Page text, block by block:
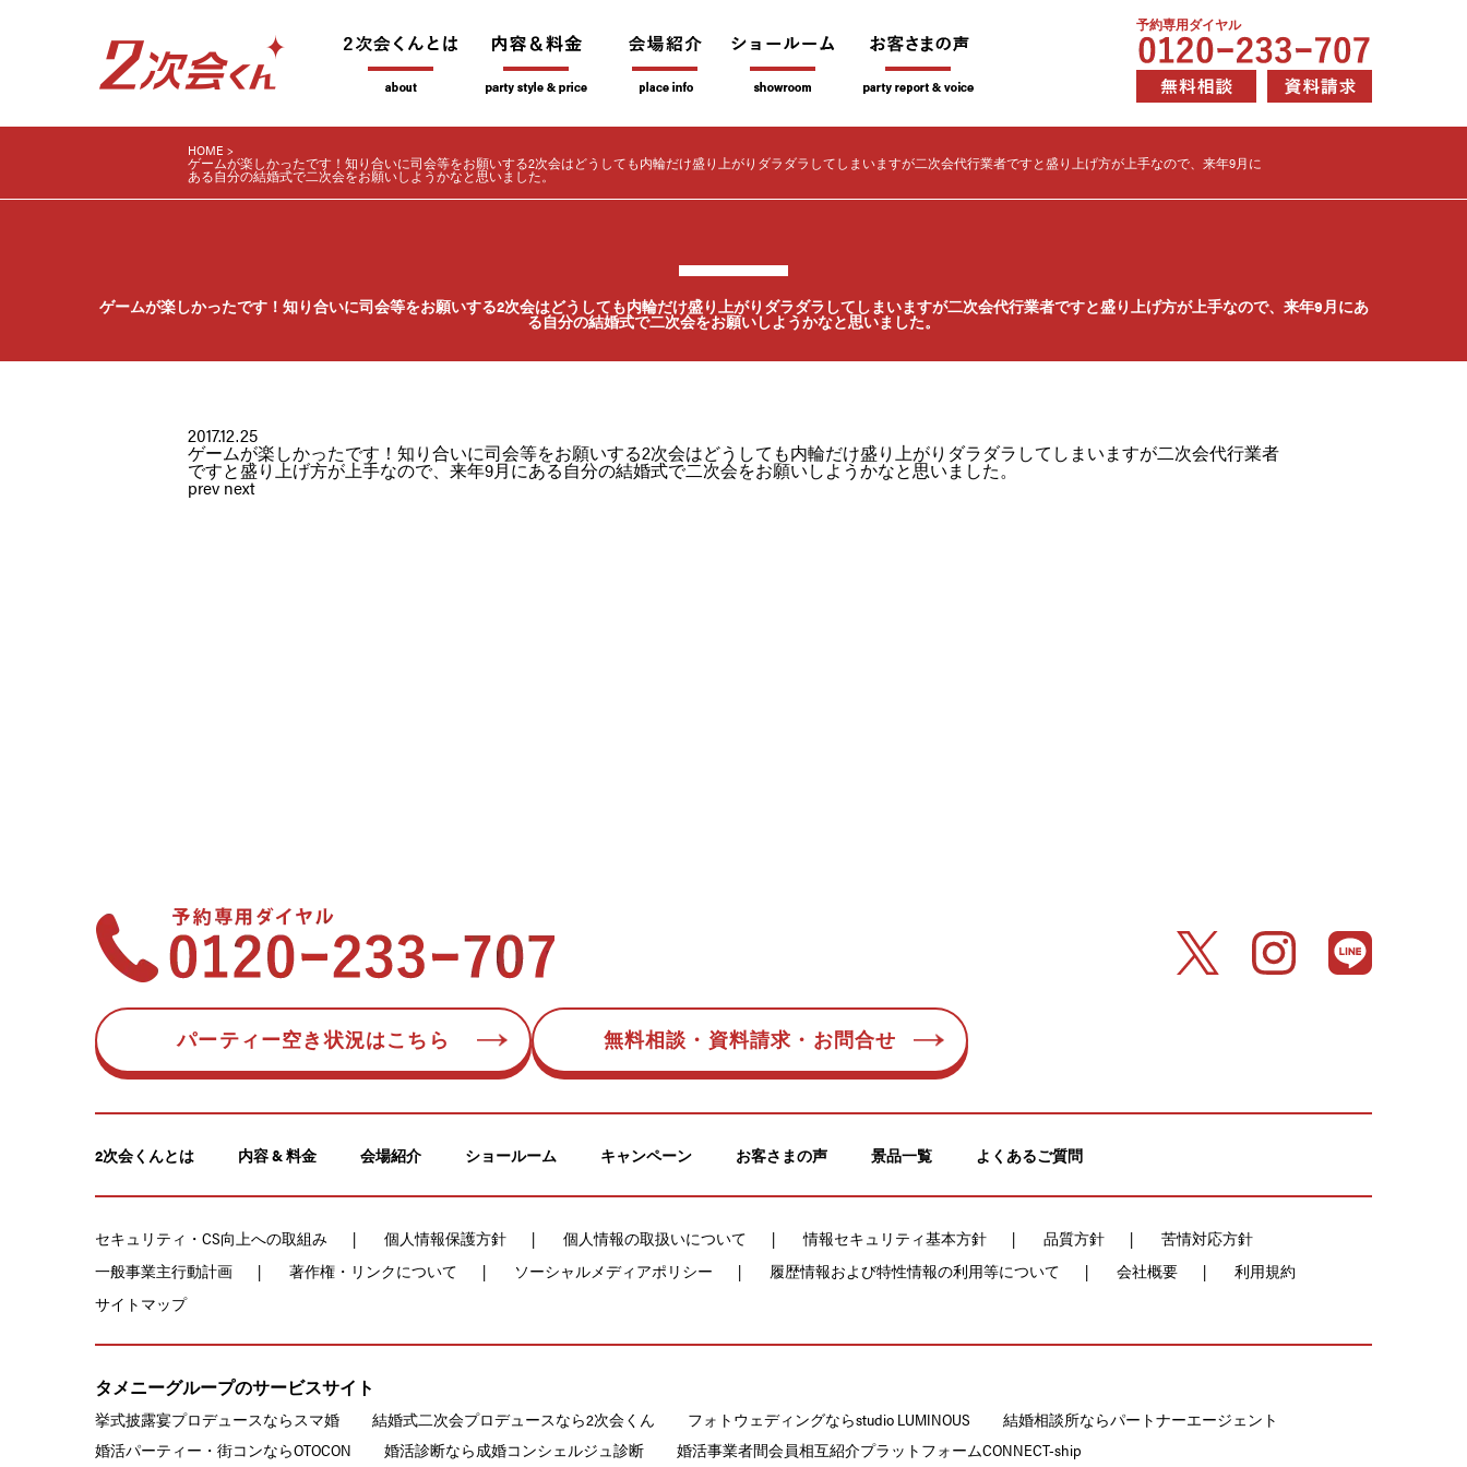
予約専用ダイヤル
HOME
ゲームが楽しかったです！知り合いに司会等をお願いする2次会はどうしても内輪だけ盛り上がりダラダラしてしまいますが二次会代行業者ですと盛り上げ方が上手なので、来年9月に
ある自分の結婚式で二次会をお願いしようかなと思いました。
ゲームが楽しかったです！知り合いに司会等をお願いする2次会はどうしても内輪だけ盛り上がりダラダラしてしまいますが二次会代行業者ですと盛り上げ方が上手なので、来年9月にあ
る自分の結婚式で二次会をお願いしようかなと思いました。
2017.12.25
ゲームが楽しかったです！知り合いに司会等をお願いする2次会はどうしても内輪だけ盛り上がりダラダラしてしまいますが二次会代行業者
ですと盛り上げ方が上手なので、来年9月にある自分の結婚式で二次会をお願いしようかなと思いました。
prev next
パーティー空き状況はこちら 無料相談・資料請求・お問合せ
2次会くんとは 内容 & 料金 会場紹介 ショールーム キャンペーン お客さまの声 景品一覧 よくあるご質問
セキュリティ・CS向上への取組み 個人情報保護方針 個人情報の取扱いについて 情報セキュリティ基本方針 品質方針
苦情対応方針
一般事業主行動計画
著作権・リンクについて ソーシャルメディアポリシー 履歴情報および特性情報の利用等について 会社概要
利用規約
サイトマップ
タメニーグループのサービスサイト
挙式披露宴プロデュースならスマ婚 結婚式二次会プロデュースなら2次会くん フォトウェディングならstudio LUMINOUS
結婚相談所ならパートナーエージェント
婚活パーティー・街コンならOTOCON
婚活診断なら成婚コンシェルジュ診断 婚活事業者間会員相互紹介プラットフォームCONNECT-ship